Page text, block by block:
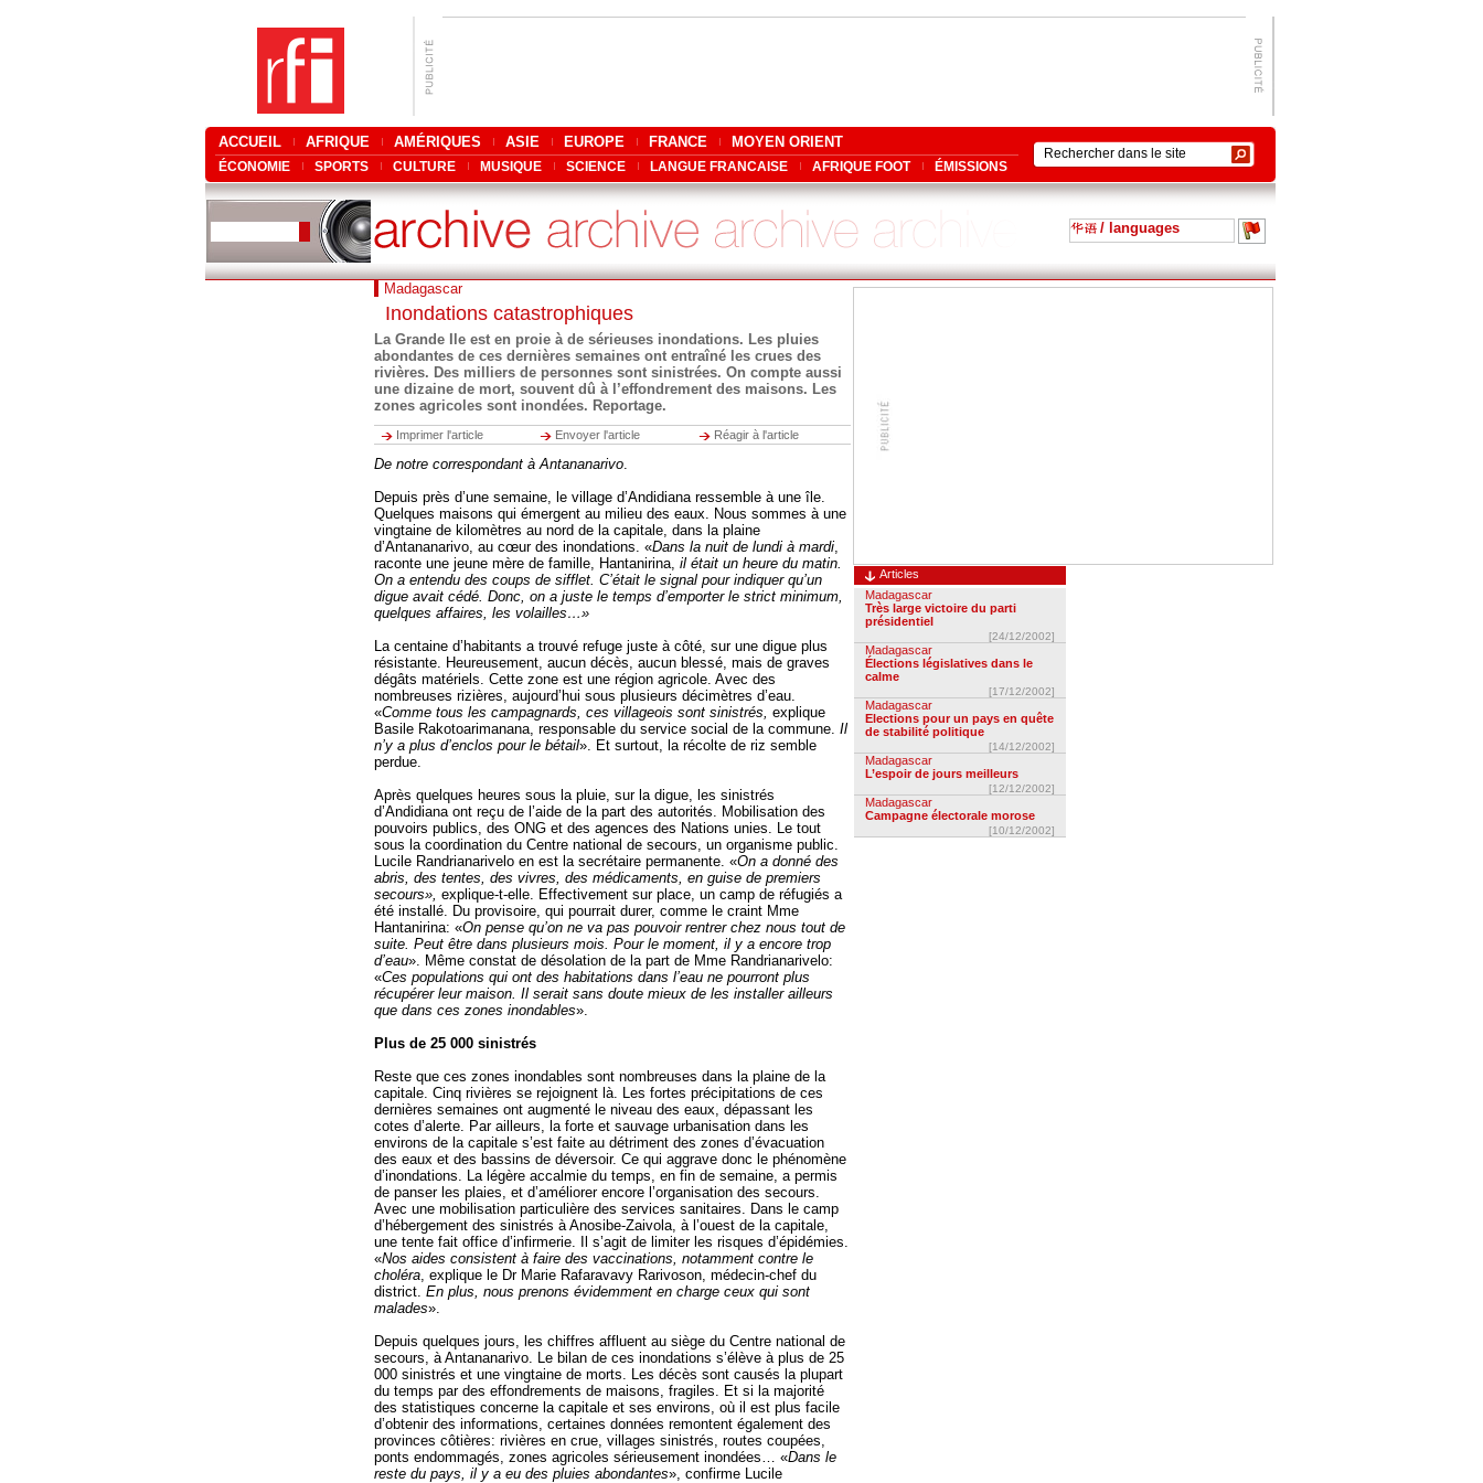
ACCUEIL AFRIQUE AMÉRIQUES ASIE EUROPE FRANCE MOYEN ORIENT
ÉCONOMIE SPORTS CULTURE MUSIQUE SCIENCE LANGUE FRANCAISE AFRIQUE FOOT ÉMISSIONS
/ languages
Madagascar
Inondations catastrophiques
La Grande Ile est en proie à de sérieuses inondations. Les pluies
abondantes de ces dernières semaines ont entraîné les crues des
rivières. Des milliers de personnes sont sinistrées. On compte aussi
une dizaine de mort, souvent dû à l’effondrement des maisons. Les
zones agricoles sont inondées. Reportage.
Imprimer l'article Envoyer l'article Réagir à l'article
De notre correspondant à Antananarivo.
Depuis près d’une semaine, le village d’Andidiana ressemble à une île.
Quelques maisons qui émergent au milieu des eaux. Nous sommes à une
vingtaine de kilomètres au nord de la capitale, dans la plaine
d’Antananarivo, au cœur des inondations. «Dans la nuit de lundi à mardi,
raconte une jeune mère de famille, Hantanirina, il était un heure du matin.
On a entendu des coups de sifflet. C’était le signal pour indiquer qu’un
digue avait cédé. Donc, on a juste le temps d’emporter le strict minimum,
quelques affaires, les volailles…»
La centaine d’habitants a trouvé refuge juste à côté, sur une digue plus
résistante. Heureusement, aucun décès, aucun blessé, mais de graves
dégâts matériels. Cette zone est une région agricole. Avec des
nombreuses rizières, aujourd’hui sous plusieurs décimètres d’eau.
«Comme tous les campagnards, ces villageois sont sinistrés, explique
Basile Rakotoarimanana, responsable du service social de la commune. Il
n’y a plus d’enclos pour le bétail». Et surtout, la récolte de riz semble
perdue.
Après quelques heures sous la pluie, sur la digue, les sinistrés
d’Andidiana ont reçu de l’aide de la part des autorités. Mobilisation des
pouvoirs publics, des ONG et des agences des Nations unies. Le tout
sous la coordination du Centre national de secours, un organisme public.
Lucile Randrianarivelo en est la secrétaire permanente. «On a donné des
abris, des tentes, des vivres, des médicaments, en guise de premiers
secours», explique-t-elle. Effectivement sur place, un camp de réfugiés a
été installé. Du provisoire, qui pourrait durer, comme le craint Mme
Hantanirina: «On pense qu’on ne va pas pouvoir rentrer chez nous tout de
suite. Peut être dans plusieurs mois. Pour le moment, il y a encore trop
d’eau». Même constat de désolation de la part de Mme Randrianarivelo:
«Ces populations qui ont des habitations dans l’eau ne pourront plus
récupérer leur maison. Il serait sans doute mieux de les installer ailleurs
que dans ces zones inondables».
Plus de 25 000 sinistrés
Reste que ces zones inondables sont nombreuses dans la plaine de la
capitale. Cinq rivières se rejoignent là. Les fortes précipitations de ces
dernières semaines ont augmenté le niveau des eaux, dépassant les
cotes d’alerte. Par ailleurs, la forte et sauvage urbanisation dans les
environs de la capitale s’est faite au détriment des zones d’évacuation
des eaux et des bassins de déversoir. Ce qui aggrave donc le phénomène
d’inondations. La légère accalmie du temps, en fin de semaine, a permis
de panser les plaies, et d’améliorer encore l’organisation des secours.
Avec une mobilisation particulière des services sanitaires. Dans le camp
d’hébergement des sinistrés à Anosibe-Zaivola, à l’ouest de la capitale,
une tente fait office d’infirmerie. Il s’agit de limiter les risques d’épidémies.
«Nos aides consistent à faire des vaccinations, notamment contre le
choléra, explique le Dr Marie Rafaravavy Rarivoson, médecin-chef du
district. En plus, nous prenons évidemment en charge ceux qui sont
malades».
Depuis quelques jours, les chiffres affluent au siège du Centre national de
secours, à Antananarivo. Le bilan de ces inondations s’élève à plus de 25
000 sinistrés et une vingtaine de morts. Les décès sont causés la plupart
du temps par des effondrements de maisons, fragiles. Et si la majorité
des statistiques concerne la capitale et ses environs, où il est plus facile
d’obtenir des informations, certaines données remontent également des
provinces côtières: rivières en crue, villages sinistrés, routes coupées,
ponts endommagés, zones agricoles sérieusement inondées… «Dans le
reste du pays, il y a eu des pluies abondantes», confirme Lucile
Articles
Madagascar
Très large victoire du parti
présidentiel
[24/12/2002]
Madagascar
Élections législatives dans le
calme
[17/12/2002]
Madagascar
Elections pour un pays en quête
de stabilité politique
[14/12/2002]
Madagascar
L’espoir de jours meilleurs
[12/12/2002]
Madagascar
Campagne électorale morose
[10/12/2002]